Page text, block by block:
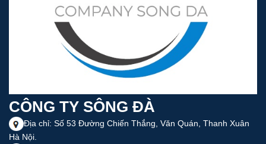
CÔNG TY SÔNG ĐÀ
Địa chỉ: Số 53 Đường Chiến Thắng, Văn Quán, Thanh Xuân
Hà Nội.